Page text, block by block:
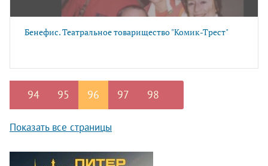
Бенефис. Театральное товарищество "Комик-Трест"
94 95 96 97 98
Показать все страницы